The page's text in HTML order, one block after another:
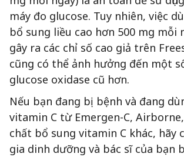
máy đo glucose. Tuy nhiên, việc
bổ sung liều cao hơn 500 mg mỗi
gây ra các chỉ số cao giả trên
cũng có thể ảnh hưởng đến một
glucose oxidase cũ hơn.
Nếu bạn đang bị bệnh và đang
vitamin C từ Emergen-C,
chất bổ sung vitamin C khác, hãy
gia dinh dưỡng và bác sĩ của bạn